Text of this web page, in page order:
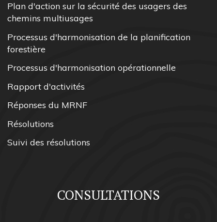
Plan d'action sur la sécurité des usagers des
chemins multiusages
Processus d'harmonisation de la planification
forestière
Processus d'harmonisation opérationnelle
Rapport d'activités
Réponses du MRNF
Résolutions
Suivi des résolutions
CONSULTATIONS